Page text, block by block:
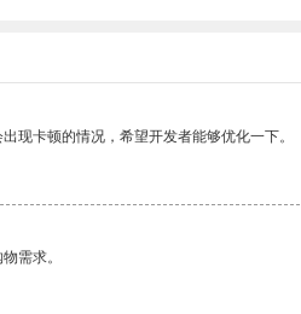
现卡顿的情况，希望开发者能够优化一下。
需求。